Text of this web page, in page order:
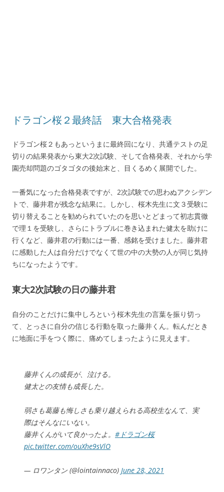
ドラゴン桜２最終話 東大合格発表
ドラゴン桜２もあっというまに最終回になり、共通テストの足
切りの結果発表から東大2次試験、そして合格発表、それから学
園売却問題のゴタゴタの後始末と、目くるめく展開でした。
一番気になった合格発表ですが、2次試験での思わぬアクシデン
トで、藤井君が残念な結果に。しかし、桜木先生に文３受験に
切り替えることを勧められていたのを思いとどまって初志貫徹
で理１を受験し、さらにトラブルに巻き込まれた健太を助けに
行くなど、藤井君の行動には一番、感銘を受けました。藤井君
に感動した人は自分だけでなくて世の中の大勢の人が同じ気持
ちになったようです。
東大2次試験の日の藤井君
自分のことだけに集中しろという桜木先生の言葉を振り切っ
て、とっさに自分の信じる行動を取った藤井くん。転んだとき
に地面に手をつく際に、痛めてしまったように見えます。
藤井くんの成長が、泣ける。
健太との友情も成長した。
弱さも葛藤も悔しさも乗り越えられる高校生なんて、実
際はそんなにいない。
藤井くんがいて良かったよ。 #ドラゴン桜
pic.twitter.com/ouXhe9sVlO
— ロワンタン (@lointainnaco) June 28, 2021